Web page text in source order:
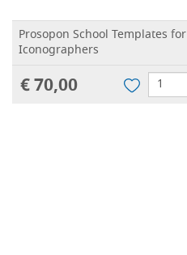
Prosopon School Templates for
Iconographers
€ 70,00